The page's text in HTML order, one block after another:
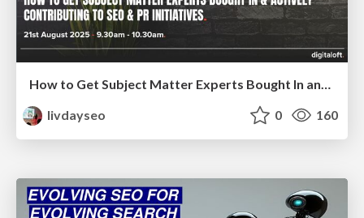
How to Get Subject Matter Experts Bought In and Actively Contributing to SEO & PR Initiatives.
livdayseo
0 160